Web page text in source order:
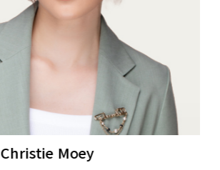
Alina Tomasheva